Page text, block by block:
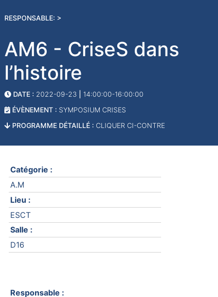
RESPONSABLE: >
AM6 - CriseS dans
l’histoire
DATE : 2022-09-23
14:00:00-16:00:00
ÉVÈNEMENT : SYMPOSIUM CRISES
PROGRAMME DÉTAILLÉ : CLIQUER CI-CONTRE
Catégorie :
A.M
Lieu :
ESCT
Salle :
D16
Responsable :